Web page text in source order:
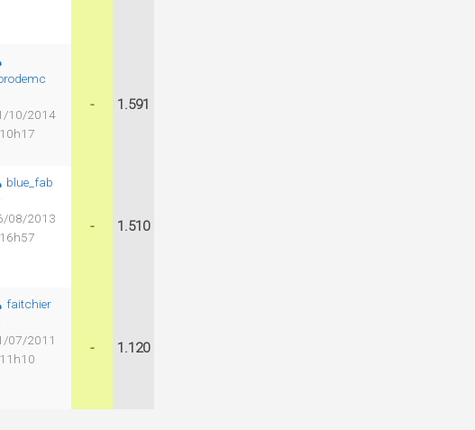
10/2014
- 1.591
blue_fab
08/2013
- 1.510
faitchier
07/2011
- 1.120